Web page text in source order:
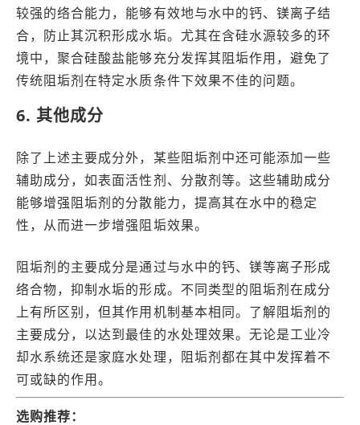
较强的络合能力，能够有效地与水中的钙、镁离子结
合，防止其沉积形成水垢。尤其在含硅水源较多的环
境中，聚合硅酸盐能够充分发挥其阻垢作用，避免了
传统阻垢剂在特定水质条件下效果不佳的问题。
6. 其他成分
除了上述主要成分外，某些阻垢剂中还可能添加一些
辅助成分，如表面活性剂、分散剂等。这些辅助成分
能够增强阻垢剂的分散能力，提高其在水中的稳定
性，从而进一步增强阻垢效果。
阻垢剂的主要成分是通过与水中的钙、镁等离子形成
络合物，抑制水垢的形成。不同类型的阻垢剂在成分
上有所区别，但其作用机制基本相同。了解阻垢剂的
主要成分，以达到最佳的水处理效果。无论是工业冷
却水系统还是家庭水处理，阻垢剂都在其中发挥着不
可或缺的作用。
选购推荐：